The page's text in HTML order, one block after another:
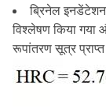
ब्रिनेल
विश्लेषण किया
रूपांतरण सूत्र प्राप्त